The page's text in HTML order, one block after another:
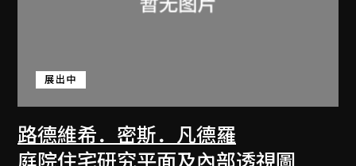
路德維希．密斯．凡德羅
展出中